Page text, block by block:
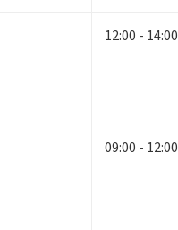
12:00 - 14:00
09:00 - 12:00